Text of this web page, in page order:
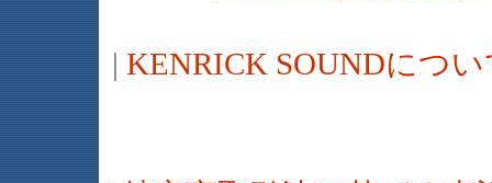
| KENRICK SOUNDにつ